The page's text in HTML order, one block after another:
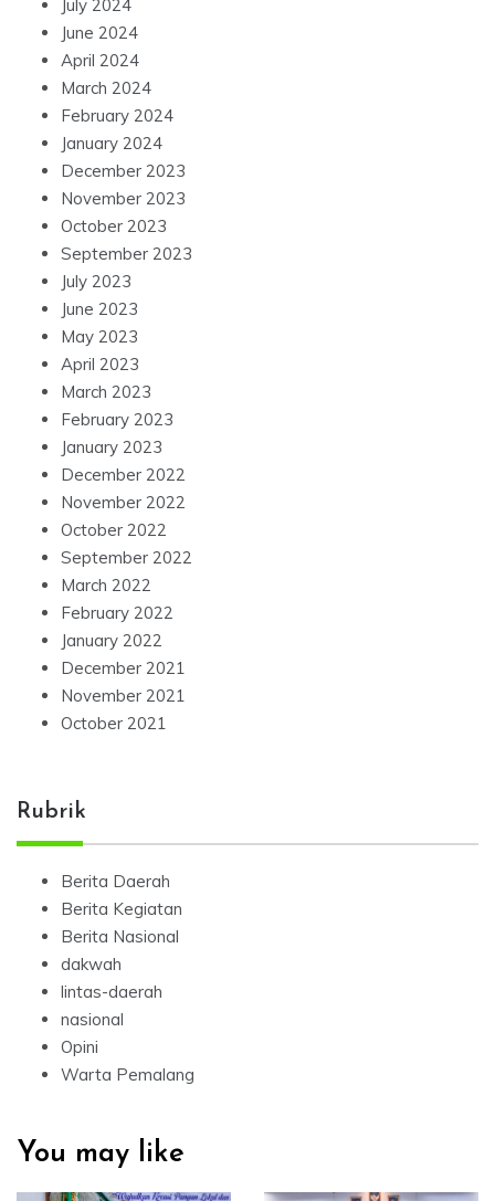
July 2024
June 2024
April 2024
March 2024
February 2024
January 2024
December 2023
November 2023
October 2023
September 2023
July 2023
June 2023
May 2023
April 2023
March 2023
February 2023
January 2023
December 2022
November 2022
October 2022
September 2022
March 2022
February 2022
January 2022
December 2021
November 2021
October 2021
Rubrik
Berita Daerah
Berita Kegiatan
Berita Nasional
dakwah
lintas-daerah
nasional
Opini
Warta Pemalang
You may like